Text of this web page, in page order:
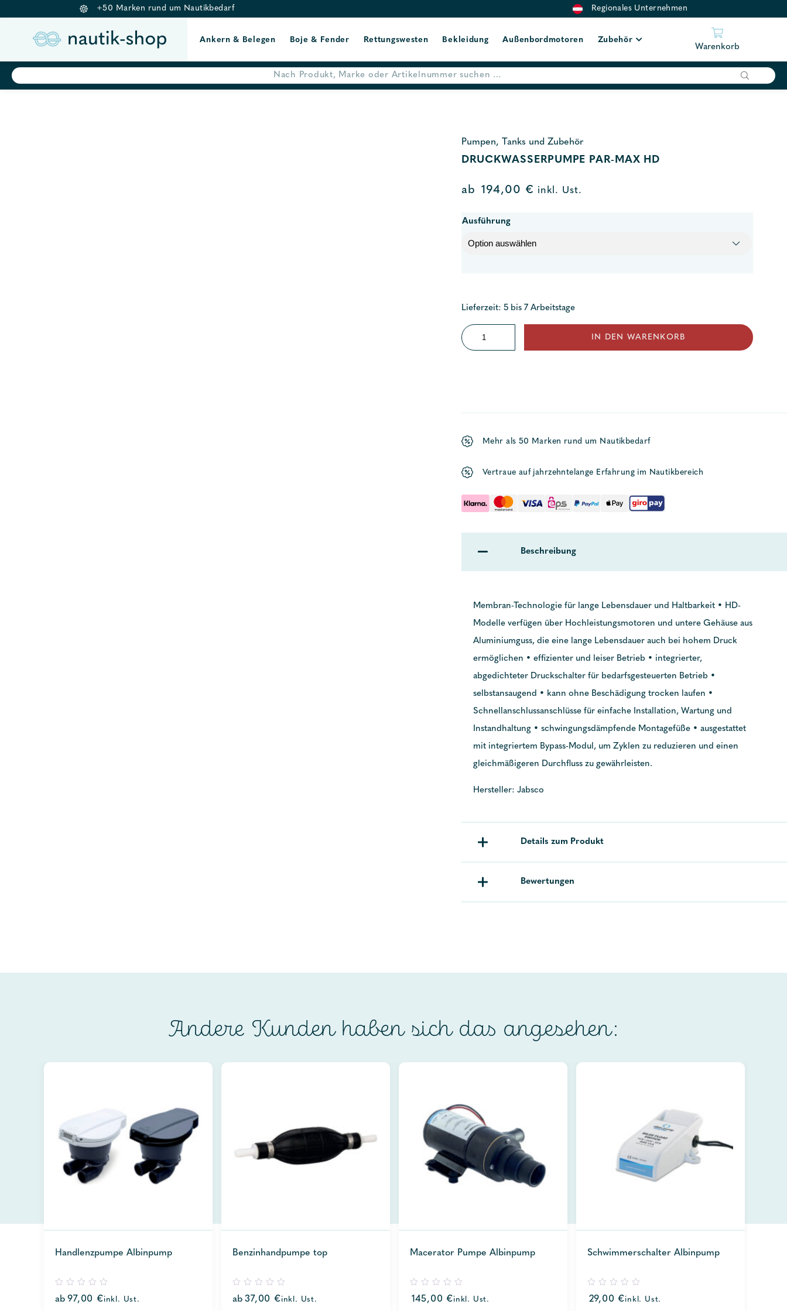
Springe
+50 Marken rund um Nautikbedarf Regionales Unternehmen
Ankern & Belegen Boje & Fender Rettungswesten Bekleidung Außenbordmotoren
Zubehör
Warenkorb
Products
search
Pumpen, Tanks und Zubehör
DRUCKWASSERPUMPE PAR-MAX HD
ab 194,00 € inkl. Ust.
Ausführung
Lieferzeit: 5 bis 7 Arbeitstage
Druckwasserpumpe
Par-
IN DEN WARENKORB
Mehr als 50 Marken rund um Nautikbedarf
Vertraue auf jahrzehntelange Erfahrung im Nautikbereich
Beschreibung
Membran-Technologie für lange Lebensdauer und Haltbarkeit • HD-
Modelle verfügen über Hochleistungsmotoren und untere Gehäuse aus
Aluminiumguss, die eine lange Lebensdauer auch bei hohem Druck
ermöglichen • effizienter und leiser Betrieb • integrierter,
abgedichteter Druckschalter für bedarfsgesteuerten Betrieb •
selbstansaugend • kann ohne Beschädigung trocken laufen •
Schnellanschlussanschlüsse für einfache Installation, Wartung und
Instandhaltung • schwingungsdämpfende Montagefüße • ausgestattet
mit integriertem Bypass-Modul, um Zyklen zu reduzieren und einen
gleichmäßigeren Durchfluss zu gewährleisten.
Hersteller: Jabsco
Details zum Produkt
Bewertungen
Andere Kunden haben sich das angesehen:
Handlenzpumpe Albinpump
out
ab 97,00 €inkl. Ust.
Benzinhandpumpe top
out
ab 37,00 €inkl. Ust.
Macerator Pumpe Albinpump
out
145,00€inkl. Ust.
Schwimmerschalter Albinpump
out
29,00€inkl. Ust.